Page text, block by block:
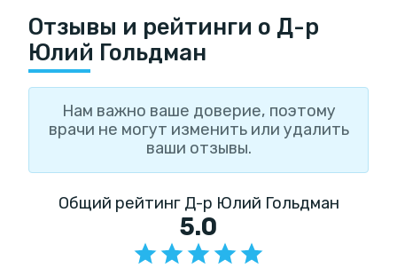
Отзывы и рейтинги о Д-р
Юлий Гольдман
Нам важно ваше доверие, поэтому
врачи не могут изменить или удалить
ваши отзывы.
Общий рейтинг Д-р Юлий Гольдман
5.0